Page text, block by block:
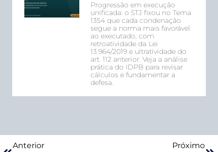
Progressão em execução
unificada: o STJ fixou no Tema
1354 que cada condenação
segue a norma mais favorável
ao executado, com
retroatividade da Lei
13.964/2019 e ultratividade do
art. 112 anterior. Veja a análise
prática do IDPB para revisar
cálculos e fundamentar a
defesa.
Anterior Próximo